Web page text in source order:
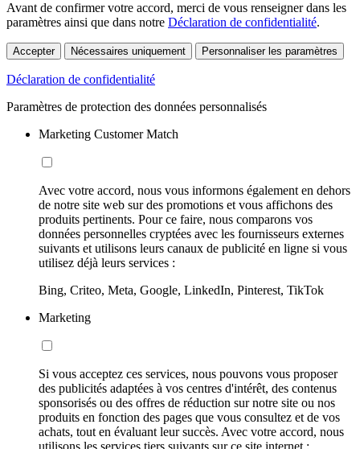
Avant de confirmer votre accord, merci de vous renseigner dans les
paramètres ainsi que dans notre Déclaration de confidentialité.
Accepter Nécessaires uniquement Personnaliser les paramètres
Déclaration de confidentialité
Paramètres de protection des données personnalisés
Marketing Customer Match
Avec votre accord, nous vous informons également en dehors
de notre site web sur des promotions et vous affichons des
produits pertinents. Pour ce faire, nous comparons vos
données personnelles cryptées avec les fournisseurs externes
suivants et utilisons leurs canaux de publicité en ligne si vous
utilisez déjà leurs services :
Bing, Criteo, Meta, Google, LinkedIn, Pinterest, TikTok
Marketing
Si vous acceptez ces services, nous pouvons vous proposer
des publicités adaptées à vos centres d'intérêt, des contenus
sponsorisés ou des offres de réduction sur notre site ou nos
produits en fonction des pages que vous consultez et de vos
achats, tout en évaluant leur succès. Avec votre accord, nous